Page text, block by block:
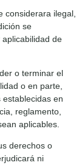
considerara ilegal,
se
de
o terminar el
o en parte,
en
reglamento,
aplicables.
derechos o
ni